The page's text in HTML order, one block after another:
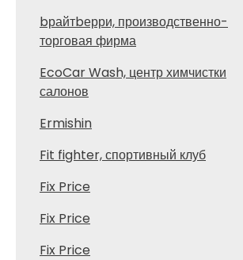
bрайтbерри, производственно-
торговая фирма
EcoCar Wash, центр химчистки
салонов
Ermishin
Fit fighter, спортивный клуб
Fix Price
Fix Price
Fix Price